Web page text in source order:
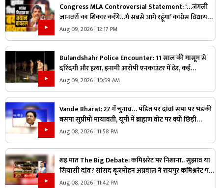
Congress MLA Controversial Statement: ‘…जंगली
जानवरों का शिकार करेंगे…मैं सबसे आगे रहूंगा’ कांग्रेस विधायक
ने दिया विवादित बयान, वायरल हो रहा वीडियो
Aug 09, 2026 | 12:17 PM
Bulandshahr Police Encounter: 11 साल की मासूम से
दरिंदगी और हत्या, इनामी आरोपी एनकाउंटर में ढेर, कई
पुलिसकर्मी भी घायल
Aug 09, 2026 | 10:59 AM
Vande Bharat: 27 में चुनाव… पंडित पर दांव! सपा पर भड़की
बसपा सुप्रीमों मायावती, यूपी में ब्राह्मण वोट पर क्यों छिड़ी
महाभारत?
Aug 08, 2026 | 11:58 PM
शह मात The Big Debate: कमिश्नरेट पर निशाना.. सुझाव या
सियासी दांव? सांसद बृजमोहन अग्रवाल ने रायपुर कमिश्नरेट पर
उठाए सवाल, क्या वाकई में सिस्टम में सुधार की है जरूरत
Aug 08, 2026 | 11:42 PM